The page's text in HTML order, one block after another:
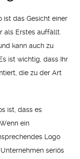
ist das Gesicht einer
als Erstes auffällt.
kann auch zu
ist wichtig, dass Ihr
die zu der Art
ist, dass es
ein
Logo
seriös